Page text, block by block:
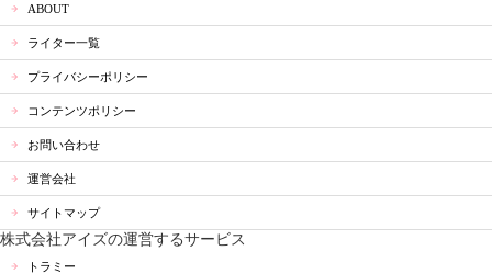
ABOUT
ライター一覧
プライバシーポリシー
コンテンツポリシー
お問い合わせ
運営会社
サイトマップ
株式会社アイズの運営するサービス
トラミー